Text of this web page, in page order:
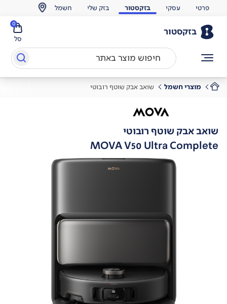
פרטי עסקי בזקסטור בזק שלי חשמל
בזקסטור
סל
0
מוצרי חשמל שואב אבק שוטף רובוטי
שואב אבק שוטף רובוטי
MOVA V50 Ultra Complete